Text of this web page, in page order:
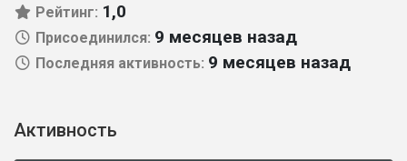
Рейтинг: 1,0
Присоединился: 9 месяцев назад
Последняя активность: 9 месяцев назад
Активность